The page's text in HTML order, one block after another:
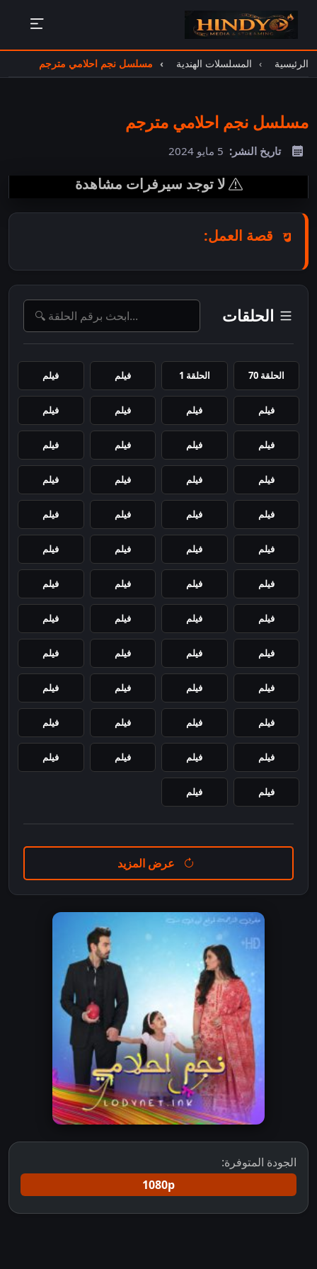
الرئيسية المسلسلات الهندية مسلسل نجم احلامي مترجم
مسلسل نجم احلامي مترجم
تاريخ النشر: 5 مايو 2024
لا توجد سيرفرات مشاهدة
قصة العمل:
الحلقات
الحلقة 70 الحلقة 1 فيلم فيلم
فيلم فيلم فيلم فيلم
فيلم فيلم فيلم فيلم
فيلم فيلم فيلم فيلم
فيلم فيلم فيلم فيلم
فيلم فيلم فيلم فيلم
فيلم فيلم فيلم فيلم
فيلم فيلم فيلم فيلم
فيلم فيلم فيلم فيلم
فيلم فيلم فيلم فيلم
فيلم فيلم فيلم فيلم
فيلم فيلم فيلم فيلم
فيلم فيلم
عرض المزيد
الجودة المتوفرة:
1080p